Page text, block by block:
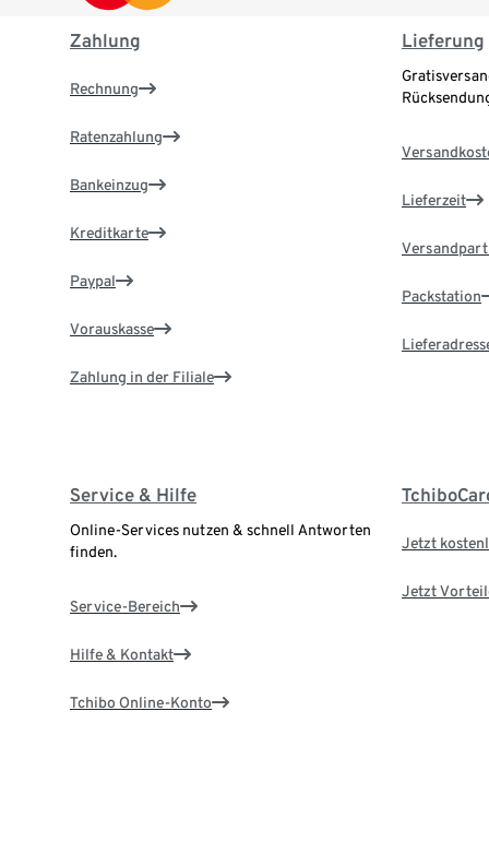
Zahlung
Rechnung
Ratenzahlung
Bankeinzug
Kreditkarte
Paypal
Vorauskasse
Zahlung in der Filiale
Lieferung
Lieferzeit
Packstation
Service & Hilfe
Online-Services nutzen & schnell Antworten
finden.
Service-Bereich
Hilfe & Kontakt
Tchibo Online-Konto
Jetzt
Jetzt